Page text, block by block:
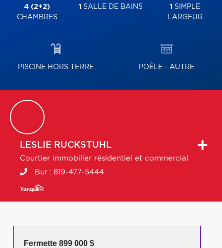
4 (2+2)
CHAMBRES
1 SALLE DE BAINS 1 SIMPLE
LARGEUR
PISCINE HORS TERRE POÊLE - AUTRE
LESLIE RUCKSTUHL
Courtier immobilier résidentiel et commercial
Bur.: 819-477-5444
Fermette 899 000 $